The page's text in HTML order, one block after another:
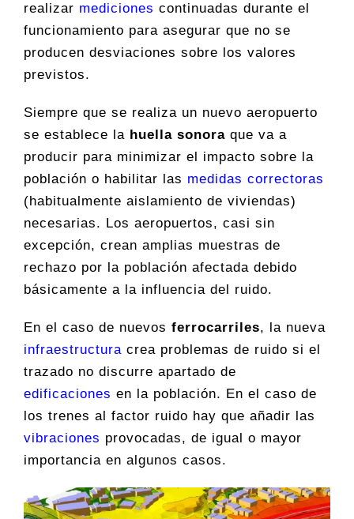
realizar mediciones continuadas durante el
funcionamiento para asegurar que no se
producen desviaciones sobre los valores
previstos.
Siempre que se realiza un nuevo aeropuerto
se establece la huella sonoraque va a
producir para minimizar el impacto sobre la
población o habilitar las medidas correctoras
(habitualmente aislamiento de viviendas)
necesarias. Los aeropuertos, casi sin
excepción, crean amplias muestras de
rechazo por la población afectada debido
básicamente a la influencia del ruido.
En el caso de nuevos ferrocarriles, la nueva
infraestructuracrea problemas de ruido si el
trazado no discurre apartado de
edificaciones en la población. En el caso de
los trenes al factor ruido hay que añadir las
vibraciones provocadas, de igual o mayor
importancia en algunos casos.